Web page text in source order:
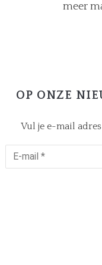
meer
OP ONZE
Vul je e-mail
E-